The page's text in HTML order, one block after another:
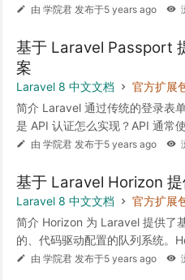
由 学院君 发布于5 years ago
基于 Laravel Passport
案
Laravel 8 中文文档
官方扩展
简介 Laravel 通过传统的登录表
是 API 认证怎么实现？API 通常
由 学院君 发布于5 years ago
基于 Laravel Horizon
Laravel 8 中文文档
官方扩展
简介 Horizon 为 Laravel 提供了
的、代码驱动配置的队列系统。
由 学院君 发布于5 years ago